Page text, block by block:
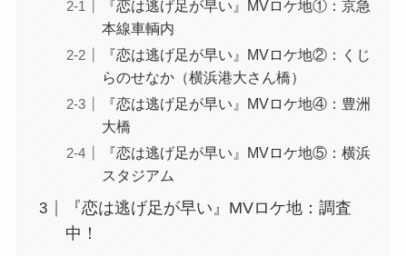
『恋は逃げ足が早い』MVロケ地①：京急
本線車輌内
『恋は逃げ足が早い』MVロケ地②：くじ
らのせなか（横浜港大さん橋）
『恋は逃げ足が早い』MVロケ地④：豊洲
大橋
『恋は逃げ足が早い』MVロケ地⑤：横浜
スタジアム
『恋は逃げ足が早い』MVロケ地：調査
中！